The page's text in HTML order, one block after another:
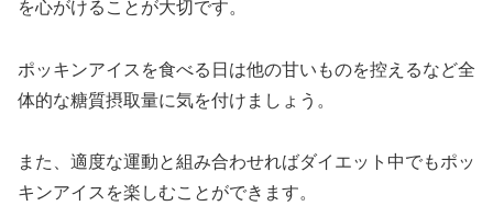
を心がけることが大切です。
ポッキンアイスを食べる日は他の甘いものを控えるなど全
体的な糖質摂取量に気を付けましょう。
また、適度な運動と組み合わせればダイエット中でもポッ
キンアイスを楽しむことができます。